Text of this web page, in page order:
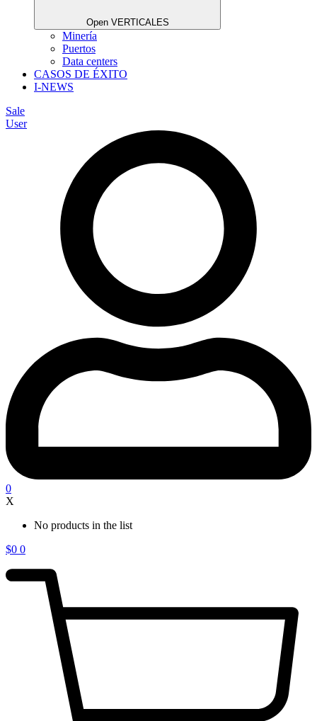
Open VERTICALES
Minería
Puertos
Data centers
CASOS DE ÉXITO
I-NEWS
Sale
User
0
X
No products in the list
$0 0